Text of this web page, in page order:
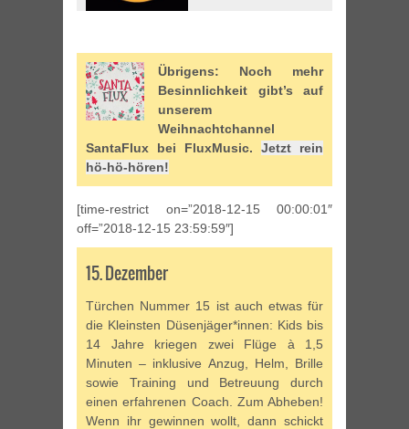
Übrigens: Noch mehr
Besinnlichkeit gibt’s auf
unserem
Weihnachtchannel
SantaFlux bei FluxMusic. Jetzt rein
hö-hö-hören!
[time-restrict on=”2018-12-15 00:00:01″
off=”2018-12-15 23:59:59″]
15. Dezember
Türchen Nummer 15 ist auch etwas für
die Kleinsten Düsenjäger*innen: Kids bis
14 Jahre kriegen zwei Flüge à 1,5
Minuten – inklusive Anzug, Helm, Brille
sowie Training und Betreuung durch
einen erfahrenen Coach. Zum Abheben!
Wenn ihr gewinnen wollt, dann schickt